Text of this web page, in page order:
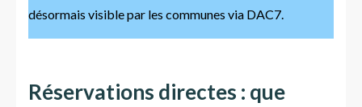
désormais visible par les communes via DAC7.
Réservations directes : que